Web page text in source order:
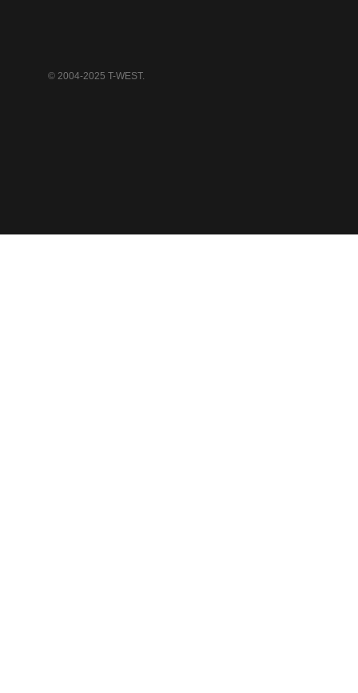
© 2004-2025 T-WEST.